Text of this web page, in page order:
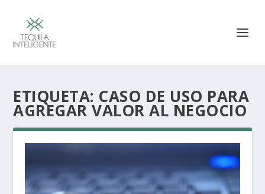
ETIQUETA: CASO DE USO PARA
AGREGAR VALOR AL NEGOCIO